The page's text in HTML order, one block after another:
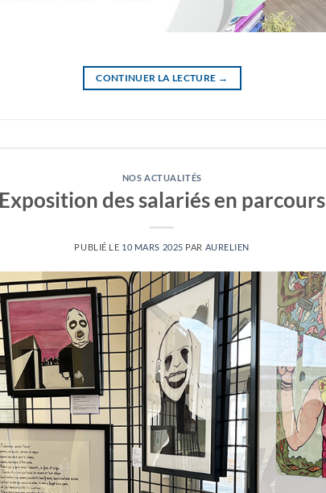
CONTINUER LA LECTURE →
NOS ACTUALITÉS
Exposition des salariés en parcours
PUBLIÉ LE 10 MARS 2025 PAR AURELIEN